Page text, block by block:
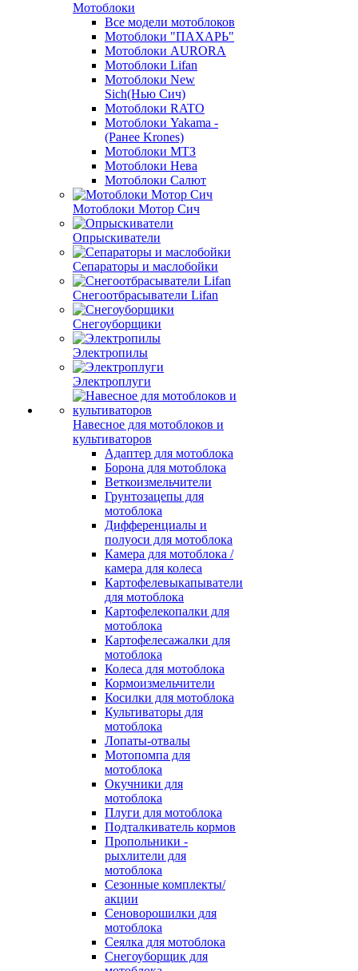
Мотоблоки
Все модели мотоблоков
Мотоблоки "ПАХАРЬ"
Мотоблоки AURORA
Мотоблоки Lifan
Мотоблоки New
Sich(Нью Сич)
Мотоблоки RATO
Мотоблоки Yakama -
(Ранее Krones)
Мотоблоки МТЗ
Мотоблоки Нева
Мотоблоки Салют
Мотоблоки Мотор Сич
Опрыскиватели
Сепараторы и маслобойки
Снегоотбрасыватели Lifan
Снегоуборщики
Электропилы
Электроплуги
Навесное для мотоблоков и
культиваторов
Адаптер для мотоблока
Борона для мотоблока
Веткоизмельчители
Грунтозацепы для
мотоблока
Дифференциалы и
полуоси для мотоблока
Камера для мотоблока /
камера для колеса
Картофелевыкапыватели
для мотоблока
Картофелекопалки для
мотоблока
Картофелесажалки для
мотоблока
Колеса для мотоблока
Кормоизмельчители
Косилки для мотоблока
Культиваторы для
мотоблока
Лопаты-отвалы
Мотопомпа для
мотоблока
Окучники для
мотоблока
Плуги для мотоблока
Подталкиватель кормов
Пропольники -
рыхлители для
мотоблока
Сезонные комплекты/
акции
Сеноворошилки для
мотоблока
Сеялка для мотоблока
Снегоуборщик для